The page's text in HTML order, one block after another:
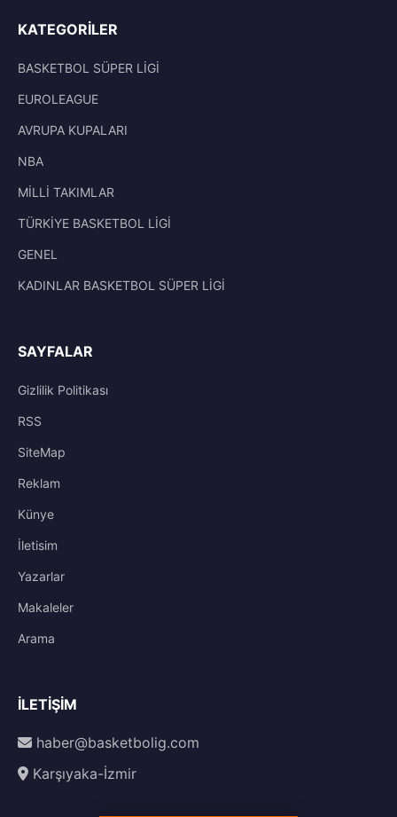
KATEGORILER
BASKETBOL SÜPER LİGİ
EUROLEAGUE
AVRUPA KUPALARI
NBA
MİLLİ TAKIMLAR
TÜRKİYE BASKETBOL LİGİ
GENEL
KADINLAR BASKETBOL SÜPER LİGİ
SAYFALAR
Gizlilik Politikası
RSS
SiteMap
Reklam
Künye
İletisim
Yazarlar
Makaleler
Arama
İLETIŞIM
haber@basketbolig.com
Karşıyaka-İzmir